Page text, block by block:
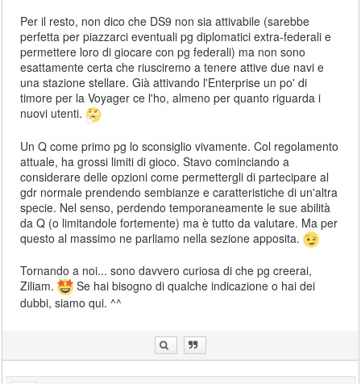
Per il resto, non dico che DS9 non sia attivabile (sarebbe
perfetta per piazzarci eventuali pg diplomatici extra-federali e
permettere loro di giocare con pg federali) ma non sono
esattamente certa che riusciremo a tenere attive due navi e
una stazione stellare. Già attivando l'Enterprise un po' di
timore per la Voyager ce l'ho, almeno per quanto riguarda i
nuovi utenti.
Un Q come primo pg lo sconsiglio vivamente. Col regolamento
attuale, ha grossi limiti di gioco. Stavo cominciando a
considerare delle opzioni come permettergli di partecipare al
gdr normale prendendo sembianze e caratteristiche di un'altra
specie. Nel senso, perdendo temporaneamente le sue abilità
da Q (o limitandole fortemente) ma è tutto da valutare. Ma per
questo al massimo ne parliamo nella sezione apposita.
Tornando a noi... sono davvero curiosa di che pg creerai,
Ziliam.
Se hai bisogno di qualche indicazione o hai dei
dubbi, siamo qui. ^^